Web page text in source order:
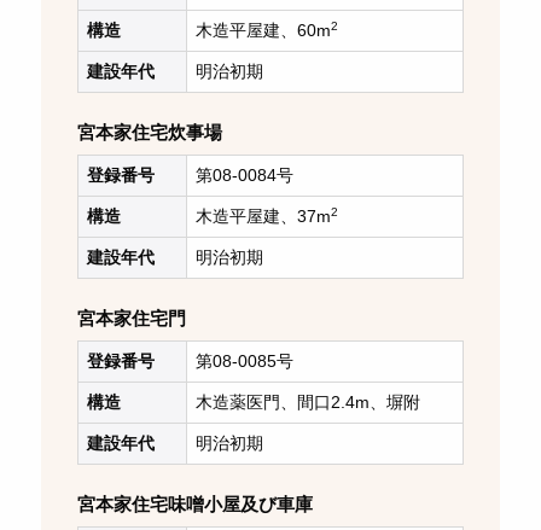
構造 木造平屋建、60m2
建設年代 明治初期
宮本家住宅炊事場
登録番号 第08-0084号
構造 木造平屋建、37m2
建設年代 明治初期
宮本家住宅門
登録番号 第08-0085号
構造 木造薬医門、間口2.4m、塀附
建設年代 明治初期
宮本家住宅味噌小屋及び車庫